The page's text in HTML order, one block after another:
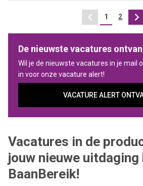
Vorige
1 2
De nieuwste vacatures
Wil je de nieuwste vacatures in je mail
in voor onze vacature alert!
VACATURE ALERT
Vacatures in de
jouw nieuwe uitdaging
BaanBereik!